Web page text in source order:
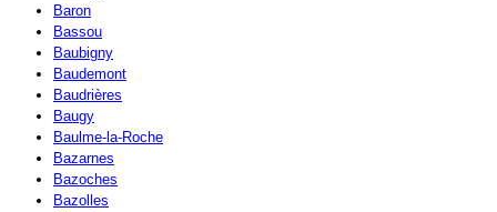
Baron
Bassou
Baubigny
Baudemont
Baudrières
Baugy
Baulme-la-Roche
Bazarnes
Bazoches
Bazolles